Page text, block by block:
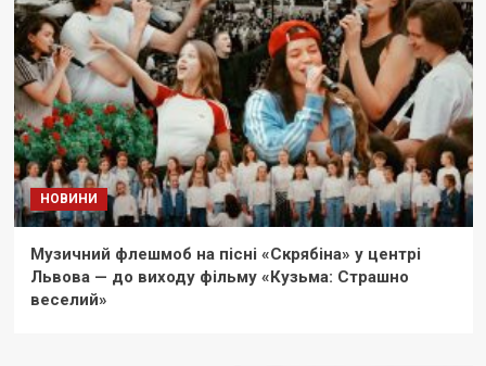
НОВИНИ
Музичний флешмоб на пісні «Скрябіна» у центрі
Львова — до виходу фільму «Кузьма: Страшно
веселий»